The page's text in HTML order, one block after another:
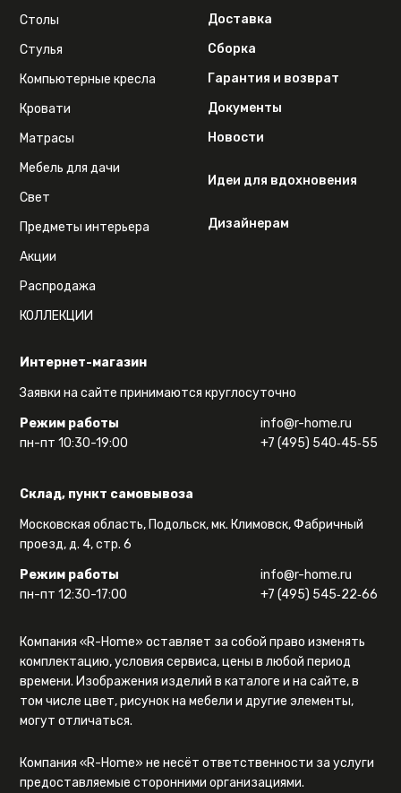
Интернет-магазин
Заявки на сайте принимаются круглосуточно
Режим работы
пн-пт 10:30-19:00
info@r-home.ru
+7 (495) 540‑45‑55
Склад, пункт самовывоза
Московская область, Подольск, мк. Климовск, Фабричный
проезд, д. 4, стр. 6
Режим работы
пн-пт 12:30-17:00
info@r-home.ru
+7 (495) 545‑22‑66
Столы
Стулья
Компьютерные кресла
Кровати
Матрасы
Мебель для дачи
Свет
Предметы интерьера
Акции
Распродажа
КОЛЛЕКЦИИ
Доставка
Сборка
Гарантия и возврат
Документы
Новости
Идеи для вдохновения
Дизайнерам
Компания «R-Home» оставляет за собой право изменять
комплектацию, условия сервиса, цены в любой период
времени. Изображения изделий в каталоге и на сайте, в
том числе цвет, рисунок на мебели и другие элементы,
могут отличаться.
Компания «R-Home» не несёт ответственности за услуги
предоставляемые сторонними организациями.